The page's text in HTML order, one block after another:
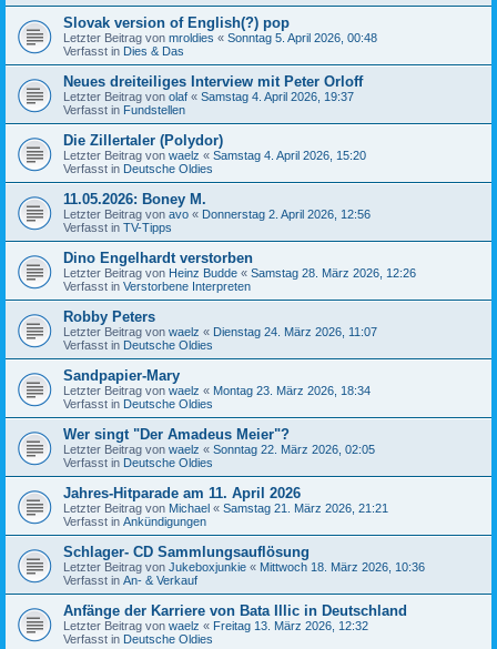
Slovak version of English(?) pop
Letzter Beitrag von mroldies « Sonntag 5. April 2026, 00:48
Verfasst in Dies & Das
Neues dreiteiliges Interview mit Peter Orloff
Letzter Beitrag von olaf « Samstag 4. April 2026, 19:37
Verfasst in Fundstellen
Die Zillertaler (Polydor)
Letzter Beitrag von waelz « Samstag 4. April 2026, 15:20
Verfasst in Deutsche Oldies
11.05.2026: Boney M.
Letzter Beitrag von avo « Donnerstag 2. April 2026, 12:56
Verfasst in TV-Tipps
Dino Engelhardt verstorben
Letzter Beitrag von Heinz Budde « Samstag 28. März 2026, 12:26
Verfasst in Verstorbene Interpreten
Robby Peters
Letzter Beitrag von waelz « Dienstag 24. März 2026, 11:07
Verfasst in Deutsche Oldies
Sandpapier-Mary
Letzter Beitrag von waelz « Montag 23. März 2026, 18:34
Verfasst in Deutsche Oldies
Wer singt "Der Amadeus Meier"?
Letzter Beitrag von waelz « Sonntag 22. März 2026, 02:05
Verfasst in Deutsche Oldies
Jahres-Hitparade am 11. April 2026
Letzter Beitrag von Michael « Samstag 21. März 2026, 21:21
Verfasst in Ankündigungen
Schlager- CD Sammlungsauflösung
Letzter Beitrag von Jukeboxjunkie « Mittwoch 18. März 2026, 10:36
Verfasst in An- & Verkauf
Anfänge der Karriere von Bata Illic in Deutschland
Letzter Beitrag von waelz « Freitag 13. März 2026, 12:32
Verfasst in Deutsche Oldies